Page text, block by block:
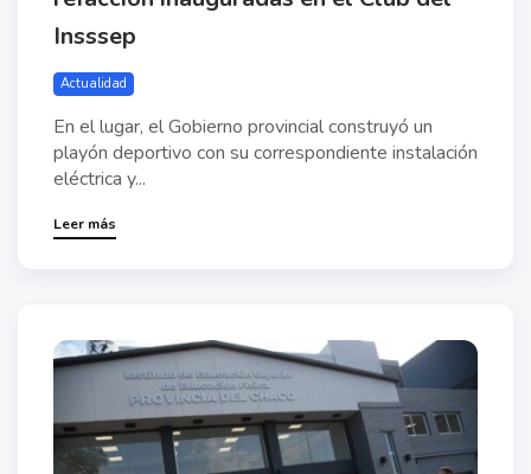
Insssep
Actualidad
En el lugar, el Gobierno provincial construyó un
playón deportivo con su correspondiente instalación
eléctrica y...
Leer más